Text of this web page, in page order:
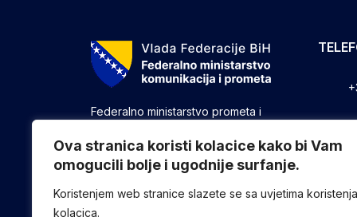
Ova stranica koristi kolacice kako bi Vam
omogucili bolje i ugodnije surfanje.
Koristenjem web stranice slazete se sa uvjetima koristenja
kolacica.
Federalno ministarstvo prometa i
druge poslove utvrđene zakonom koji
se odnose na ostvarivanje nadležnosti
Federacije u oblasti prometa i
komunikacija.